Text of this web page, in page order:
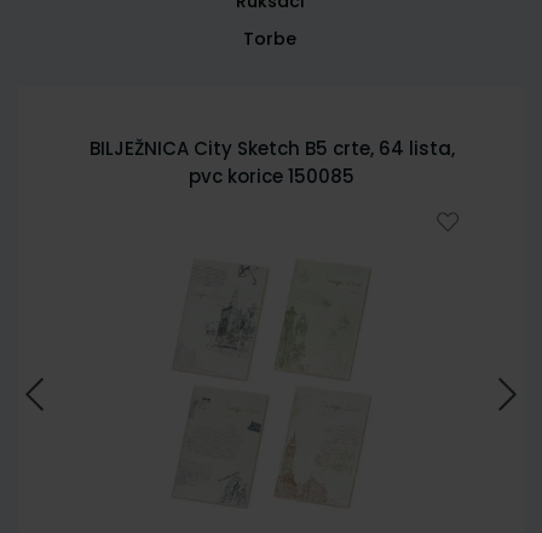
Torbe
BILJEŽNICA City Sketch B5 crte, 64 lista,
pvc korice 150085